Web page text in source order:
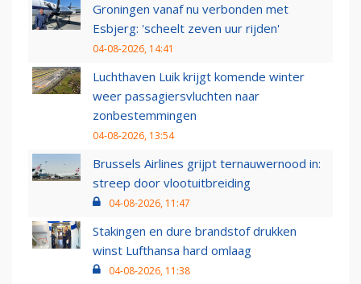
Groningen vanaf nu verbonden met
Esbjerg: 'scheelt zeven uur rijden'
04-08-2026, 14:41
Luchthaven Luik krijgt komende winter
weer passagiersvluchten naar
zonbestemmingen
04-08-2026, 13:54
Brussels Airlines grijpt ternauwernood in:
streep door vlootuitbreiding
04-08-2026, 11:47
Stakingen en dure brandstof drukken
winst Lufthansa hard omlaag
04-08-2026, 11:38